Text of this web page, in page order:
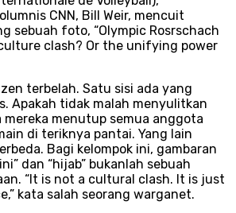
CNN, Bill Weir, mencuit
sebuah foto, “Olympic Rosrschach
clash? Or the unifying power
terbelah. Satu sisi ada yang
Apakah tidak malah menyulitkan
mereka menutup semua anggota
di teriknya pantai. Yang lain
Bagi kelompok ini, gambaran
dan “hijab” bukanlah sebuah
“It is not a cultural clash. It is just
kata salah seorang warganet.